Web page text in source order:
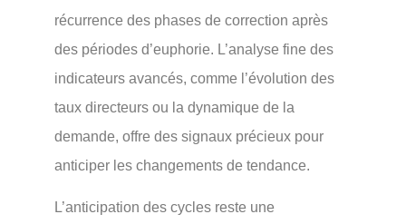
récurrence des phases de correction après
des périodes d’euphorie. L’analyse fine des
indicateurs avancés, comme l’évolution des
taux directeurs ou la dynamique de la
demande, offre des signaux précieux pour
anticiper les changements de tendance.
L’anticipation des cycles reste une